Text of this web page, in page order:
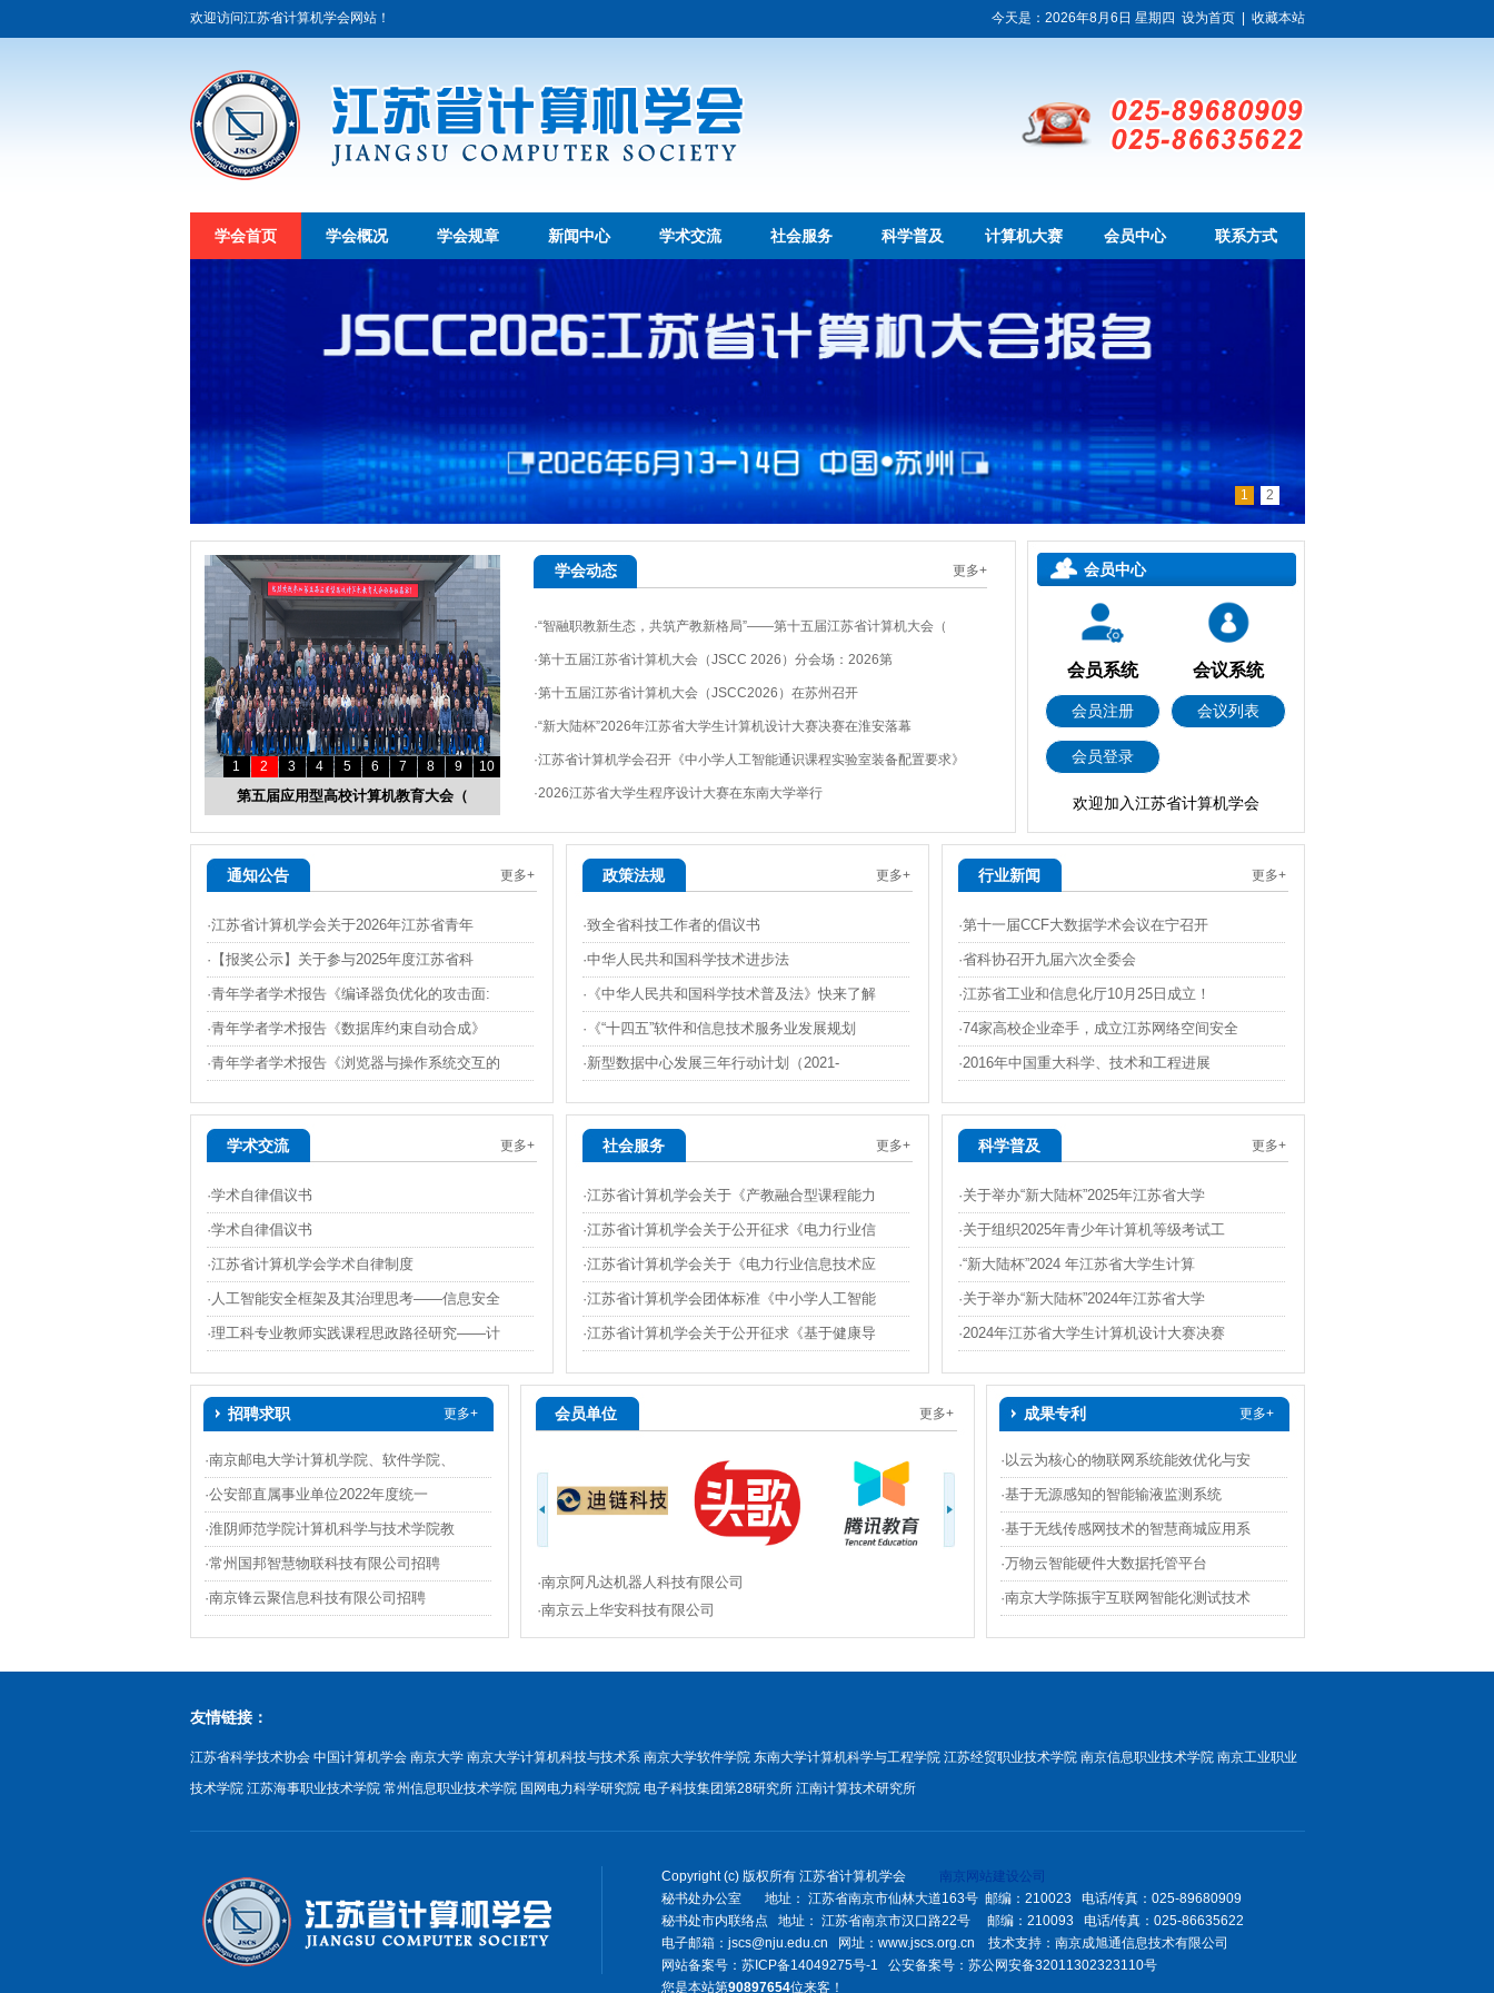
欢迎访问江苏省计算机学会网站！ 今天是：2026年8月6日 星期四 设为首页| 收藏本站
学会首页 学会概况 学会规章 新闻中心 学术交流 社会服务 科学普及 计算机大赛 会员中心 联系方式
1 2
1 2 3 4 5 6 7 8 9 10
第五届应用型高校计算机教育大会（
学会动态 更多+
·喜报！我省在2026年（第二十一届）海峡两岸暨港澳地区大学生计算
·科技赋能逐梦 AI传递温度：中国矿业大学徐海学院杨磊主任为残疾人
·第十五届江苏省计算机大会（JSCC 2026）分会场——2026
·第十五届江苏省计算机大会（JSCC 2026）分会场——江苏省计
·第十五届江苏省计算机大会（JSCC 2026）分会场：嵌入式系统
·第十五届江苏省计算机大会（JSCC2026）分会场——江苏省计算
·第十五届江苏省计算机大会（JSCC2026）分会场——人工智能前
·AI赋能中草药育苗生长：淮安大学计算机与软件工程学院开展智慧农业
·江苏省计算机学会大数据专委会 2026年度第一次工作会议在南京召
·江苏省大数据专委会走进省数据集团 共探数据要素赋能产业发展
·JSCS科普在行动 | 春风送暖，科普启航
·江苏省计算机学会老科学家委员会赴常州工学院开展“人工智能赋能教育
·喜报！我省在2026年（第二十一届）海峡两岸暨港澳地区大学生计算
·科技赋能逐梦 AI传递温度：中国矿业大学徐海学院杨磊主任为残疾人
·第十五届江苏省计算机大会（JSCC 2026）分会场——2026
·第十五届江苏省计算机大会（JSCC 2026）分会场——江苏省计
·第十五届江苏省计算机大会（JSCC 2026）分会场：嵌入式系统
·第十五届江苏省计算机大会（JSCC2026）分会场——人工智能前
·AI赋能中草药育苗生长：淮安大学计算机与软件工程学院开展智慧农业
·“智融职教新生态，共筑产教新格局”——第十五届江苏省计算机大会（
·第十五届江苏省计算机大会（JSCC2026）在苏州召开
·“新大陆杯”2026年江苏省大学生计算机设计大赛决赛在淮安落幕
·江苏省计算机学会召开《中小学人工智能通识课程实验室装备配置要求》
·江苏省计算机学会完成基于AI边缘计算的国防军工用微控制器科技成果
·江苏省计算机学会大数据专委会 2026年度第一次工作会议在南京召
·江苏省大数据专委会走进省数据集团 共探数据要素赋能产业发展
·江苏省计算机学会第七届乒乓球混合团体赛在常州大学落幕
·JSCS科普在行动 | 春风送暖，科普启航
会员中心
会员系统
会员注册
会员登录
会议系统
会议列表
欢迎加入江苏省计算机学会
通知公告 更多+
·江苏省计算机学会关于2026年江苏省青年
·【报奖公示】关于参与2025年度江苏省科
·青年学者学术报告《编译器负优化的攻击面:
·青年学者学术报告《数据库约束自动合成》
·青年学者学术报告《浏览器与操作系统交互的
政策法规 更多+
·致全省科技工作者的倡议书
·中华人民共和国科学技术进步法
·《中华人民共和国科学技术普及法》快来了解
·《“十四五”软件和信息技术服务业发展规划
·新型数据中心发展三年行动计划（2021-
行业新闻 更多+
·第十一届CCF大数据学术会议在宁召开
·省科协召开九届六次全委会
·江苏省工业和信息化厅10月25日成立！
·74家高校企业牵手，成立江苏网络空间安全
·2016年中国重大科学、技术和工程进展
学术交流 更多+
·学术自律倡议书
·学术自律倡议书
·江苏省计算机学会学术自律制度
·人工智能安全框架及其治理思考——信息安全
·理工科专业教师实践课程思政路径研究——计
社会服务 更多+
·江苏省计算机学会关于《产教融合型课程能力
·江苏省计算机学会关于公开征求《电力行业信
·江苏省计算机学会关于《电力行业信息技术应
·江苏省计算机学会团体标准《中小学人工智能
·江苏省计算机学会关于公开征求《基于健康导
科学普及 更多+
·关于举办“新大陆杯”2025年江苏省大学
·关于组织2025年青少年计算机等级考试工
·“新大陆杯”2024 年江苏省大学生计算
·关于举办“新大陆杯”2024年江苏省大学
·2024年江苏省大学生计算机设计大赛决赛
招聘求职 更多+
·南京邮电大学计算机学院、软件学院、
·公安部直属事业单位2022年度统一
·淮阴师范学院计算机科学与技术学院教
·常州国邦智慧物联科技有限公司招聘
·南京锋云聚信息科技有限公司招聘
会员单位 更多+
·南京阿凡达机器人科技有限公司
·南京云上华安科技有限公司
成果专利 更多+
·以云为核心的物联网系统能效优化与安
·基于无源感知的智能输液监测系统
·基于无线传感网技术的智慧商城应用系
·万物云智能硬件大数据托管平台
·南京大学陈振宇互联网智能化测试技术
友情链接：
江苏省科学技术协会 中国计算机学会 南京大学 南京大学计算机科技与技术系 南京大学软件学院 东南大学计算机科学与工程学院 江苏经贸职业技术学院 南京信息职业技术学院 南京工业职业
技术学院 江苏海事职业技术学院 常州信息职业技术学院 国网电力科学研究院 电子科技集团第28研究所 江南计算技术研究所
Copyright (c) 版权所有 江苏省计算机学会
南京网站建设公司
秘书处办公室 地址： 江苏省南京市仙林大道163号 邮编：210023 电话/传真：025-89680909
秘书处市内联络点 地址： 江苏省南京市汉口路22号 邮编：210093 电话/传真：025-86635622
电子邮箱：jscs@nju.edu.cn 网址：www.jscs.org.cn 技术支持： 南京成旭通信息技术有限公司
网站备案号： 苏ICP备14049275号-1 公安备案号： 苏公网安备32011302323110号
您是本站第90897654位来客！